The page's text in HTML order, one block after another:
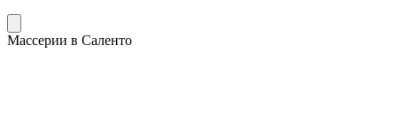
Массерии в Саленто